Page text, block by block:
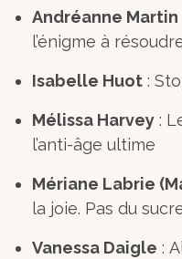
Andréanne Martin
l’énigme à
Isabelle Huot :
Mélissa Harvey :
l’anti-âge ultime
Mériane Labrie
la joie. Pas du
Vanessa Daigle :